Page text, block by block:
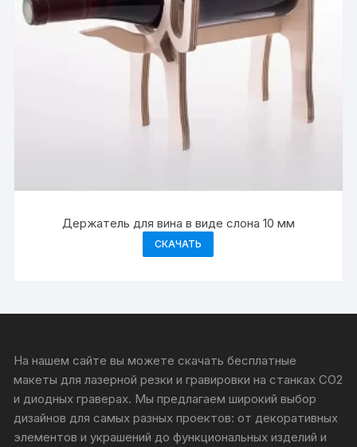
Держатель для вина в виде слона 10 мм
СКАЧАТЬ
На нашем сайте вы можете скачать бесплатные
макеты для лазерной резки и гравировки на станках CO2
и диодных граверах. Мы предлагаем широкий выбор
дизайнов для самых разных проектов: от декоративных
элементов и украшений до функциональных изделий и